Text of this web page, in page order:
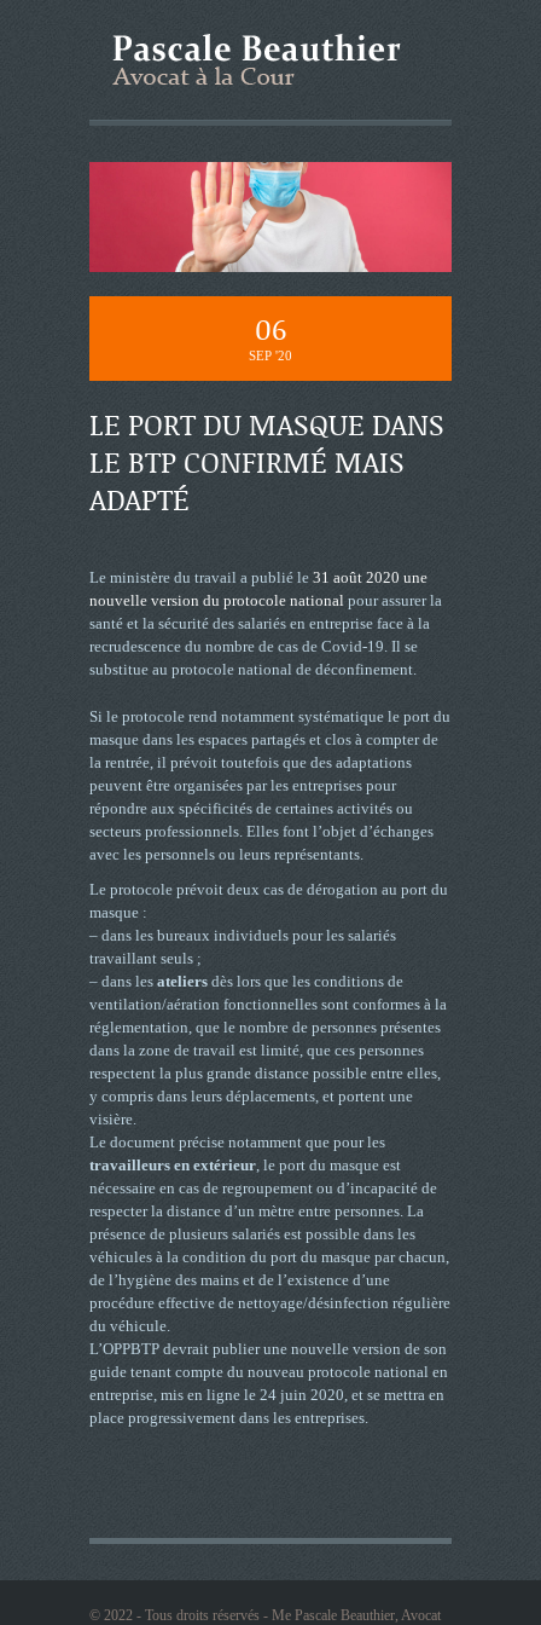
06
SEP '20
LE PORT DU MASQUE DANS
LE BTP CONFIRMÉ MAIS
ADAPTÉ
Le ministère du travail a publié le 31 août 2020 une
nouvelle version du protocole national pour assurer la
santé et la sécurité des salariés en entreprise face à la
recrudescence du nombre de cas de Covid-19. Il se
substitue au protocole national de déconfinement.
Si le protocole rend notamment systématique le port du
masque dans les espaces partagés et clos à compter de
la rentrée, il prévoit toutefois que des adaptations
peuvent être organisées par les entreprises pour
répondre aux spécificités de certaines activités ou
secteurs professionnels. Elles font l’objet d’échanges
avec les personnels ou leurs représentants.
Le protocole prévoit deux cas de dérogation au port du
masque :
– dans les bureaux individuels pour les salariés
travaillant seuls ;
– dans les ateliers dès lors que les conditions de
ventilation/aération fonctionnelles sont conformes à la
réglementation, que le nombre de personnes présentes
dans la zone de travail est limité, que ces personnes
respectent la plus grande distance possible entre elles,
y compris dans leurs déplacements, et portent une
visière.
Le document précise notamment que pour les
travailleurs en extérieur , le port du masque est
nécessaire en cas de regroupement ou d’incapacité de
respecter la distance d’un mètre entre personnes. La
présence de plusieurs salariés est possible dans les
véhicules à la condition du port du masque par chacun,
de l’hygiène des mains et de l’existence d’une
procédure effective de nettoyage/désinfection régulière
du véhicule.
L’OPPBTP devrait publier une nouvelle version de son
guide tenant compte du nouveau protocole national en
entreprise, mis en ligne le 24 juin 2020, et se mettra en
place progressivement dans les entreprises.
© 2022 - Tous droits réservés - Me Pascale Beauthier, Avocat